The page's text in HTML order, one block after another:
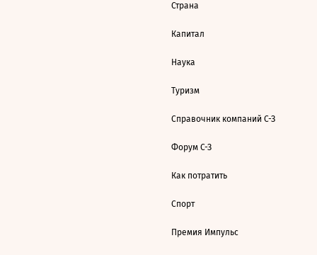
Страна
Капитал
Наука
Туризм
Справочник компаний С-З
Форум С-З
Как потратить
Спорт
Премия Импульс